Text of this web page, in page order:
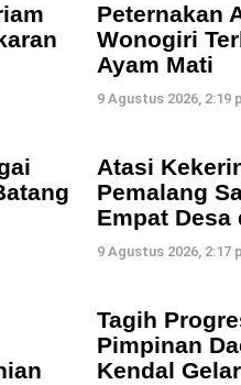
Peternakan
Wonogiri
Ayam Mati
9 Agustus 2026, 2:19
Atasi
Pemalang
Empat
9 Agustus 2026, 2:17
Tagih
Pimpinan
Kendal